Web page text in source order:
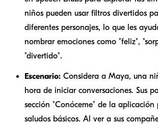
niños pueden usar filtros divertidos
diferentes personajes, lo que les
nombrar emociones como "feliz",
"divertido".
Escenario: Considera a Maya, una
hora de iniciar conversaciones. Sus
sección "Conóceme" de la aplicación
saludos básicos. Al ver a sus